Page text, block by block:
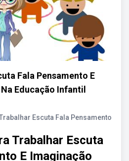
Fala Pensamento E
Educação Infantil
Escuta Fala Pensamento
Trabalhar Escuta
E Imaginação